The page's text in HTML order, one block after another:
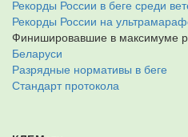
Рекорды России в беге среди
Рекорды России на
Финишировавшие в максимуме
Беларуси
Разрядные нормативы в беге
Стандарт протокола